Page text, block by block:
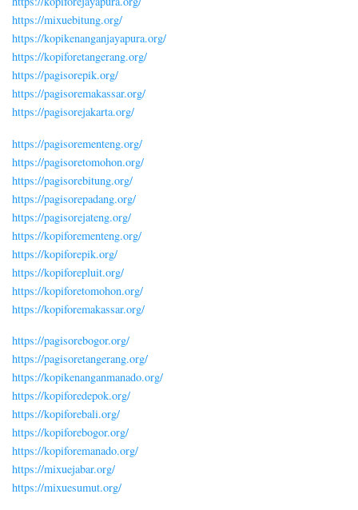
https://mixuebitung.org/
https://kopikenanganjayapura.org/
https://kopiforetangerang.org/
https://pagisorepik.org/
https://pagisoremakassar.org/
https://pagisorejakarta.org/
https://pagisorementeng.org/
https://pagisoretomohon.org/
https://pagisorebitung.org/
https://pagisorepadang.org/
https://pagisorejateng.org/
https://kopiforementeng.org/
https://kopiforepik.org/
https://kopiforepluit.org/
https://kopiforetomohon.org/
https://kopiforemakassar.org/
https://pagisorebogor.org/
https://pagisoretangerang.org/
https://kopikenanganmanado.org/
https://kopiforedepok.org/
https://kopiforebali.org/
https://kopiforebogor.org/
https://kopiforemanado.org/
https://mixuejabar.org/
https://mixuesumut.org/